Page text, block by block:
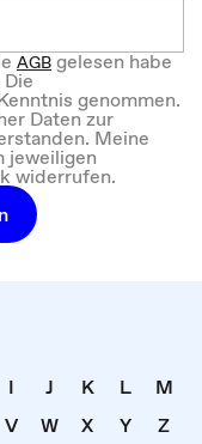
AGBgelesen habe
genommen.
Daten zur
Meine
jeweiligen
widerrufen.
I J K L
M
V W X Y
Z